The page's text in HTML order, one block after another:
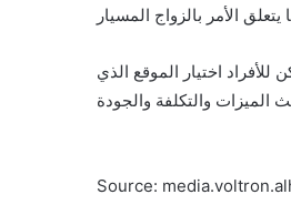
اختيار الموقع الذي
Source: